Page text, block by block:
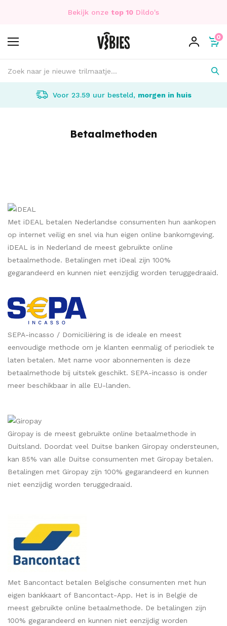
Bekijk onze top 10 Dildo's
0
Voor 23.59 uur besteld, morgen in huis
Betaalmethoden
Met iDEAL betalen Nederlandse consumenten hun aankopen
op internet veilig en snel via hun eigen online bankomgeving.
iDEAL is in Nederland de meest gebruikte online
betaalmethode. Betalingen met iDeal zijn 100%
gegarandeerd en kunnen niet eenzijdig worden teruggedraaid.
SEPA-incasso / Domiciliëring is de ideale en meest
eenvoudige methode om je klanten eenmalig of periodiek te
laten betalen. Met name voor abonnementen is deze
betaalmethode bij uitstek geschikt. SEPA-incasso is onder
meer beschikbaar in alle EU-landen.
Giropay is de meest gebruikte online betaalmethode in
Duitsland. Doordat veel Duitse banken Giropay ondersteunen,
kan 85% van alle Duitse consumenten met Giropay betalen.
Betalingen met Giropay zijn 100% gegarandeerd en kunnen
niet eenzijdig worden teruggedraaid.
Met Bancontact betalen Belgische consumenten met hun
eigen bankkaart of Bancontact-App. Het is in België de
meest gebruikte online betaalmethode. De betalingen zijn
100% gegarandeerd en kunnen niet eenzijdig worden